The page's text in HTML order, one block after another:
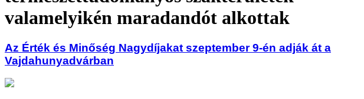
valamelyikén maradandót alkottak
Az Érték és Minőség Nagydíjakat szeptember 9-én adják át a
Vajdahunyadvárban